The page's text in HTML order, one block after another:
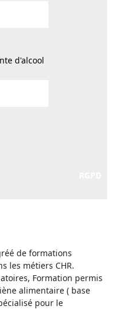
d'alcool
de formations
les métiers CHR.
Formation permis
alimentaire ( base
pour le